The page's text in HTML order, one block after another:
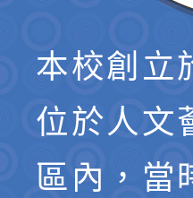
本校創立
位於人文
區內，當